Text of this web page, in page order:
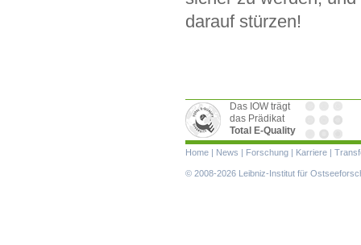
darauf stürzen!
Das IOW trägt
das Prädikat
Total E-Quality
Navigation
überspringen
Home | News | Forschung | Karriere |
© 2008-2026 Leibniz-Institut für